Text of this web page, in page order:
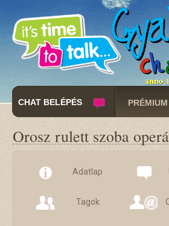
CHAT BELÉPÉS PRÉMIUM
Orosz rulett szoba
Adatlap
Tagok